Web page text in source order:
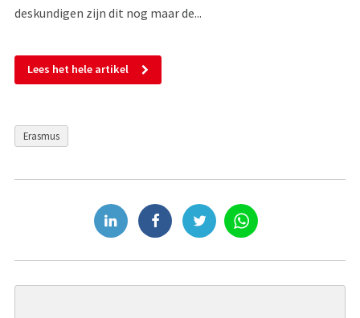
deskundigen zijn dit nog maar de...
Lees het hele artikel
Erasmus